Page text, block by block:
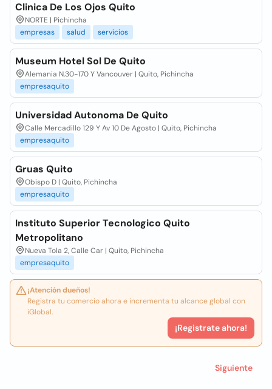
Clinica De Los Ojos Quito
NORTE | Pichincha
empresas
salud servicios
Museum Hotel Sol De Quito
Alemania N.30-170 Y Vancouver | Quito, Pichincha
empresaquito
Universidad Autonoma De Quito
Calle Mercadillo 129 Y Av 10 De Agosto | Quito, Pichincha
empresaquito
Gruas Quito
Obispo D | Quito, Pichincha
empresaquito
Instituto Superior Tecnologico Quito
Metropolitano
Nueva Tola 2, Calle Car | Quito, Pichincha
empresaquito
¡Atención dueños!
Registra tu comercio ahora e incrementa tu alcance global con
iGlobal.
¡Registrate ahora!
Siguiente